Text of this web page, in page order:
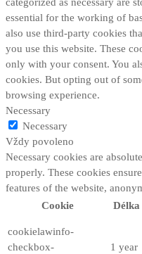
essential for the working of
also use third-party cookies
you use this website. These
only with your consent. You
cookies. But opting out of
browsing experience.
Necessary
Necessary
Vždy povoleno
Necessary cookies are
properly. These cookies
features of the website,
Cookie
Délka
cookielawinfo-
checkbox-
1 year